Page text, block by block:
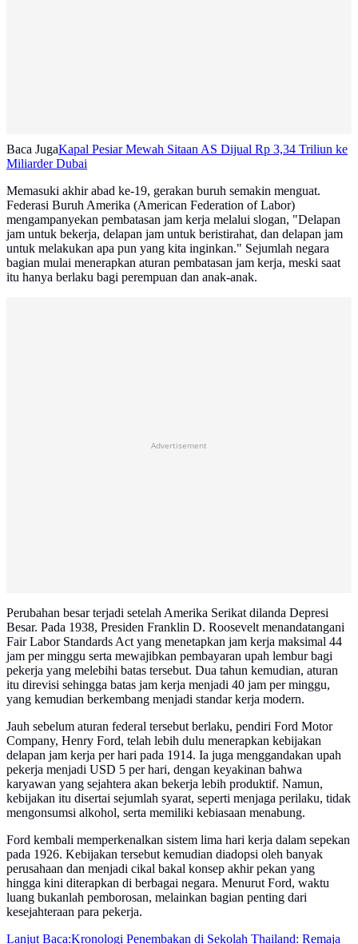
Baca JugaKapal Pesiar Mewah Sitaan AS Dijual Rp 3,34 Triliun ke
Miliarder Dubai
Memasuki akhir abad ke-19, gerakan buruh semakin menguat.
Federasi Buruh Amerika (American Federation of Labor)
mengampanyekan pembatasan jam kerja melalui slogan, "Delapan
jam untuk bekerja, delapan jam untuk beristirahat, dan delapan jam
untuk melakukan apa pun yang kita inginkan." Sejumlah negara
bagian mulai menerapkan aturan pembatasan jam kerja, meski saat
itu hanya berlaku bagi perempuan dan anak-anak.
Advertisement
Perubahan besar terjadi setelah Amerika Serikat dilanda Depresi
Besar. Pada 1938, Presiden Franklin D. Roosevelt menandatangani
Fair Labor Standards Act yang menetapkan jam kerja maksimal 44
jam per minggu serta mewajibkan pembayaran upah lembur bagi
pekerja yang melebihi batas tersebut. Dua tahun kemudian, aturan
itu direvisi sehingga batas jam kerja menjadi 40 jam per minggu,
yang kemudian berkembang menjadi standar kerja modern.
Jauh sebelum aturan federal tersebut berlaku, pendiri Ford Motor
Company, Henry Ford, telah lebih dulu menerapkan kebijakan
delapan jam kerja per hari pada 1914. Ia juga menggandakan upah
pekerja menjadi USD 5 per hari, dengan keyakinan bahwa
karyawan yang sejahtera akan bekerja lebih produktif. Namun,
kebijakan itu disertai sejumlah syarat, seperti menjaga perilaku, tidak
mengonsumsi alkohol, serta memiliki kebiasaan menabung.
Ford kembali memperkenalkan sistem lima hari kerja dalam sepekan
pada 1926. Kebijakan tersebut kemudian diadopsi oleh banyak
perusahaan dan menjadi cikal bakal konsep akhir pekan yang
hingga kini diterapkan di berbagai negara. Menurut Ford, waktu
luang bukanlah pemborosan, melainkan bagian penting dari
kesejahteraan para pekerja.
Lanjut Baca:Kronologi Penembakan di Sekolah Thailand: Remaja